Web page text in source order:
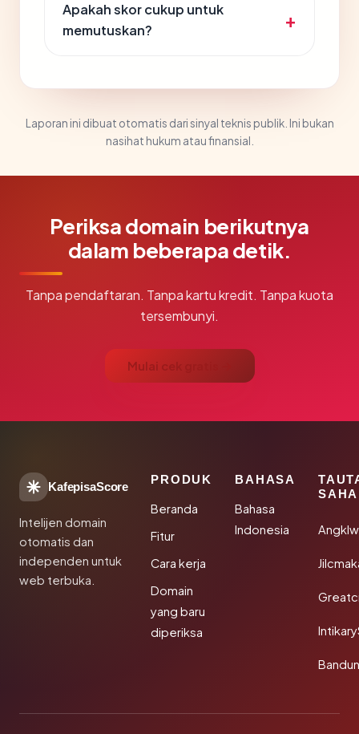
Apakah skor cukup untuk
memutuskan?
Laporan ini dibuat otomatis dari sinyal teknis publik. Ini bukan
nasihat hukum atau finansial.
Periksa domain berikutnya
dalam beberapa detik.
Tanpa pendaftaran. Tanpa kartu kredit. Tanpa kuota
tersembunyi.
Mulai cek gratis →
KafepisaScore
Intelijen domain
otomatis dan
independen untuk
web terbuka.
PRODUK
Beranda
Fitur
Cara kerja
Domain
yang baru
diperiksa
BAHASA
Bahasa
Indonesia